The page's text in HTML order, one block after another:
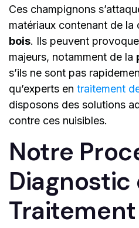
Ces champignons
matériaux contenant de la
bois. Ils peuvent
majeurs, notamment de la
s’ils ne sont pas
qu’experts en traitement
disposons des solutions
contre ces nuisibles.
Notre
Diagnostic
Traitement